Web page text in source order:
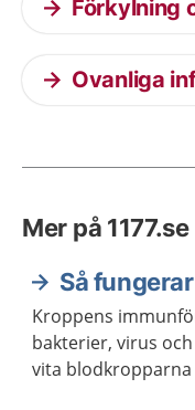
Förkylning
Ovanliga
Mer på 1177.se
Så
Kroppens
bakterier, virus
vita